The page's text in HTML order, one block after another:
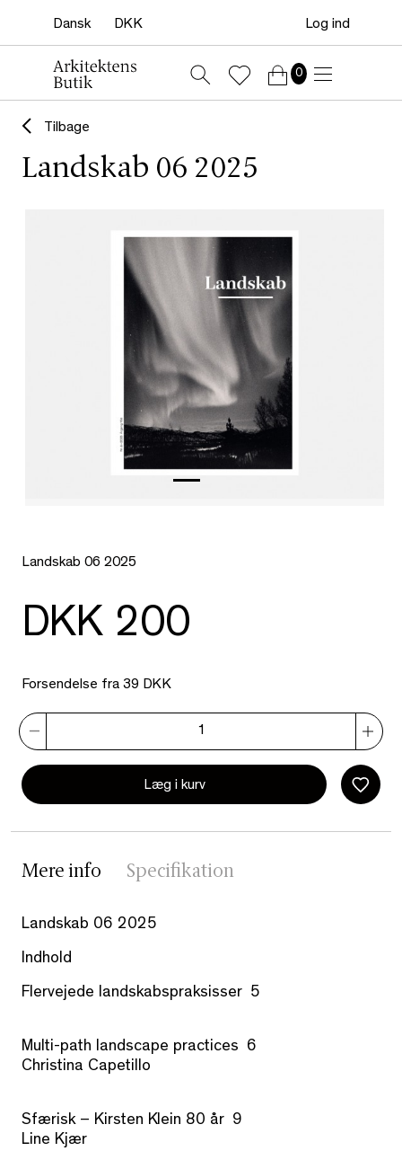
Log ind
0
Tilbage
Landskab 06 2025
Landskab 06 2025
DKK 200
Forsendelse fra 39 DKK
Læg i kurv
Mere info Specifikation
Landskab 06 2025
Indhold
Flervejede landskabspraksisser 5
Multi-path landscape practices 6
Christina Capetillo
Sfærisk – Kirsten Klein 80 år 9
Line Kjær